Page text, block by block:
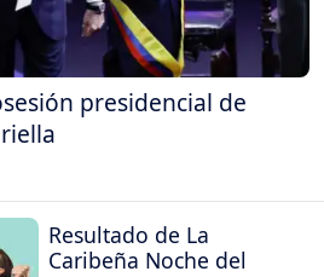
presidencial de
Resultado de La
Caribeña Noche del